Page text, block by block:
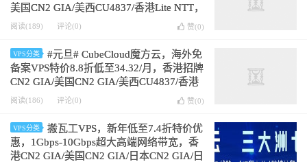
美国CN2 GIA/美西CU4837/香港Lite NTT，
赠送高级版CC硬件清洗
阅读(189) 评论(0) 赞(0)
VPS分类
#元旦# CubeCloud魔方云，海外免
备案VPS特价8.8折低至34.32/月，香港招牌
CN2 GIA/美国CN2 GIA/美西CU4837/香港
Lite NTT，赠送高级版CC硬件清洗
阅读(186) 评论(0) 赞(0)
VPS分类
搬瓦工VPS，新年低至7.4折特价优
惠，1Gbps-10Gbps超大高端网络带宽，香
港CN2 GIA/美国CN2 GIA/日本CN2 GIA/日